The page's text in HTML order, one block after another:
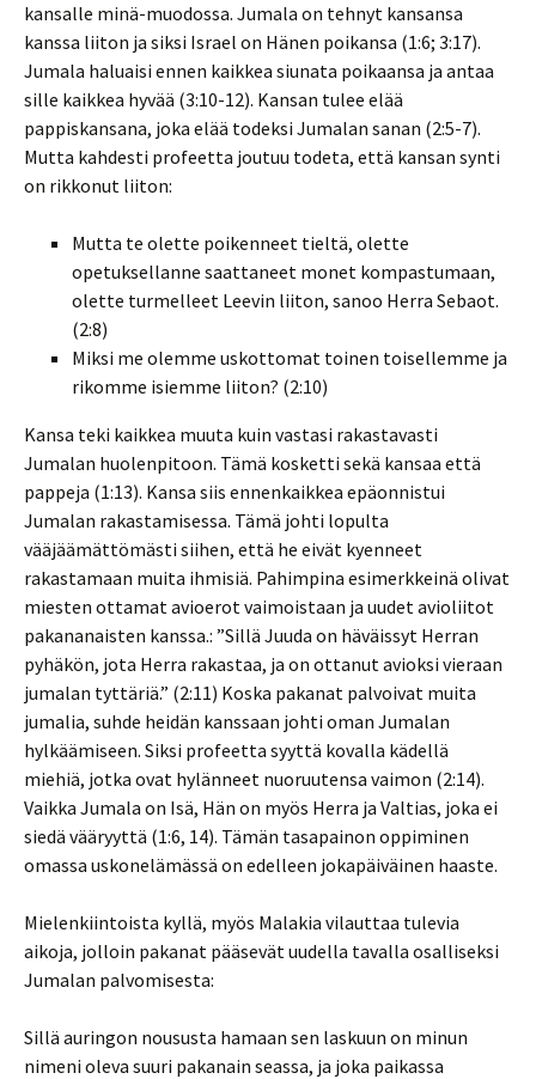
kansalle minä-muodossa. Jumala on tehnyt kansansa
kanssa liiton ja siksi Israel on Hänen poikansa (1:6; 3:17).
Jumala haluaisi ennen kaikkea siunata poikaansa ja antaa
sille kaikkea hyvää (3:10-12). Kansan tulee elää
pappiskansana, joka elää todeksi Jumalan sanan (2:5-7).
Mutta kahdesti profeetta joutuu todeta, että kansan synti
on rikkonut liiton:
Mutta te olette poikenneet tieltä, olette
opetuksellanne saattaneet monet kompastumaan,
olette turmelleet Leevin liiton, sanoo Herra Sebaot.
(2:8)
Miksi me olemme uskottomat toinen toisellemme ja
rikomme isiemme liiton? (2:10)
Kansa teki kaikkea muuta kuin vastasi rakastavasti
Jumalan huolenpitoon. Tämä kosketti sekä kansaa että
pappeja (1:13). Kansa siis ennenkaikkea epäonnistui
Jumalan rakastamisessa. Tämä johti lopulta
vääjäämättömästi siihen, että he eivät kyenneet
rakastamaan muita ihmisiä. Pahimpina esimerkkeinä olivat
miesten ottamat avioerot vaimoistaan ja uudet avioliitot
pakananaisten kanssa.: ”Sillä Juuda on häväissyt Herran
pyhäkön, jota Herra rakastaa, ja on ottanut avioksi vieraan
jumalan tyttäriä.” (2:11) Koska pakanat palvoivat muita
jumalia, suhde heidän kanssaan johti oman Jumalan
hylkäämiseen. Siksi profeetta syyttä kovalla kädellä
miehiä, jotka ovat hylänneet nuoruutensa vaimon (2:14).
Vaikka Jumala on Isä, Hän on myös Herra ja Valtias, joka ei
siedä vääryyttä (1:6, 14). Tämän tasapainon oppiminen
omassa uskonelämässä on edelleen jokapäiväinen haaste.
Mielenkiintoista kyllä, myös Malakia vilauttaa tulevia
aikoja, jolloin pakanat pääsevät uudella tavalla osalliseksi
Jumalan palvomisesta:
Sillä auringon noususta hamaan sen laskuun on minun
nimeni oleva suuri pakanain seassa, ja joka paikassa